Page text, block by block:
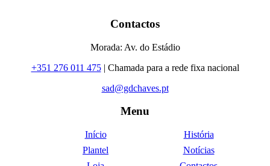
Contactos
Morada: Av. do Estádio
+351 276 011 475| Chamada para a rede fixa nacional
sad@gdchaves.pt
Menu
Início
História
Plantel
Notícias